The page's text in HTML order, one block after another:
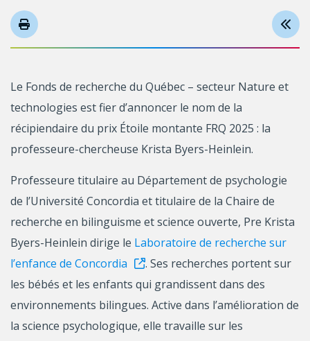
Le Fonds de recherche du Québec – secteur Nature et
technologies est fier d’annoncer le nom de la
récipiendaire du prix Étoile montante FRQ 2025 : la
professeure-chercheuse Krista Byers-Heinlein.
Professeure titulaire au Département de psychologie
de l’Université Concordia et titulaire de la Chaire de
recherche en bilinguisme et science ouverte, Pre Krista
Byers-Heinlein dirige le Laboratoire de recherche sur
l’enfance de Concordia
. Ses recherches portent sur
les bébés et les enfants qui grandissent dans des
environnements bilingues. Active dans l’amélioration de
la science psychologique, elle travaille sur les